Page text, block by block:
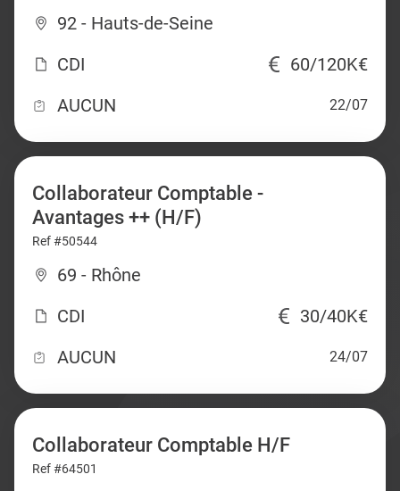
92 - Hauts-de-Seine
CDI
60/120K€
AUCUN
22/07
Collaborateur Comptable -
Avantages ++ (H/F)
Ref #50544
69 - Rhône
CDI
30/40K€
AUCUN
24/07
Collaborateur Comptable H/F
Ref #64501